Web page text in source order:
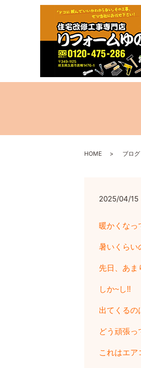
HOME ブログ
2025/04/15
暖かくなっ
暑いくらい
先日、あま
しか~し!!
出てくる
どう頑張
これはエ